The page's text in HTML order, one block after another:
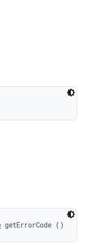
getErrorCode ()